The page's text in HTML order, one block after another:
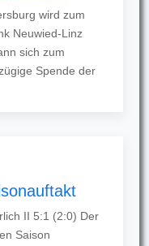
wird zum
Neuwied-Linz
sich zum
Spende der
II 5:1 (2:0) Der
Saison